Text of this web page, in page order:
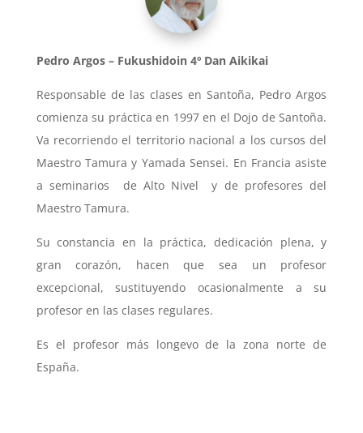
Pedro Argos – Fukushidoin 4º Dan Aikikai
Responsable de las clases en Santoña, Pedro Argos
comienza su práctica en 1997 en el Dojo de Santoña.
Va recorriendo el territorio nacional a los cursos del
Maestro Tamura y Yamada Sensei. En Francia asiste
a seminarios de Alto Nivel y de profesores del
Maestro Tamura.
Su constancia en la práctica, dedicación plena, y
gran corazón, hacen que sea un profesor
excepcional, sustituyendo ocasionalmente a su
profesor en las clases regulares.
Es el profesor más longevo de la zona norte de
España.